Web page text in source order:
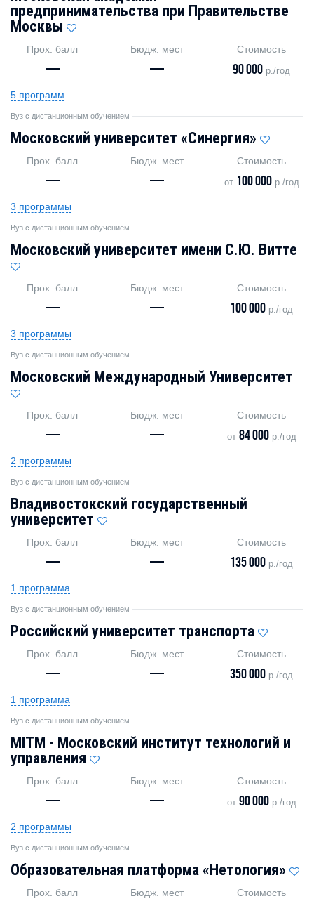
предпринимательства при Правительстве
Москвы
Прох. балл
—
Бюдж. мест
—
Стоимость
90 000 р./год
5 программ
Вуз с дистанционным обучением
Московский университет «Синергия»
Прох. балл
—
Бюдж. мест
—
Стоимость
от 100 000р./год
3 программы
Вуз с дистанционным обучением
Московский университет имени С.Ю. Витте
Прох. балл
—
Бюдж. мест
—
Стоимость
100 000 р./год
3 программы
Вуз с дистанционным обучением
Московский Международный Университет
Прох. балл
—
Бюдж. мест
—
Стоимость
от 84 000р./год
2 программы
Вуз с дистанционным обучением
Владивостокский государственный
университет
Прох. балл
—
Бюдж. мест
—
Стоимость
135 000 р./год
1 программа
Вуз с дистанционным обучением
Российский университет транспорта
Прох. балл
—
Бюдж. мест
—
Стоимость
350 000 р./год
1 программа
Вуз с дистанционным обучением
MITM - Московский институт технологий и
управления
Прох. балл
—
Бюдж. мест
—
Стоимость
от 90 000р./год
2 программы
Вуз с дистанционным обучением
Образовательная платформа «Нетология»
Прох. балл Бюдж. мест Стоимость